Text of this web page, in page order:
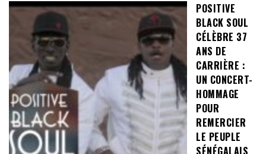
POSITIVE
BLACK SOUL
CÉLÈBRE 37
ANS DE
CARRIÈRE :
UN CONCERT-
HOMMAGE
POUR
REMERCIER
LE PEUPLE
SÉNÉGALAIS